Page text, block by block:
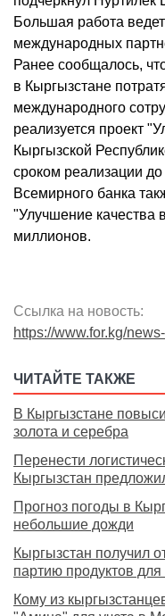
Большая работа
международных
Ранее сообщалось,
в Кыргызстане
международного
реализуется проект
Кыргызской
сроком реализации
Всемирного банка
"Улучшение качества
миллионов.
Ссылка на новость:
https://www.for.kg/
ЧИТАЙТЕ ТАКЖЕ
В Кыргызстане
золота и серебра
Перенести
Кыргызстан
Прогноз погоды в
небольшие дожди
Кыргызстан получил
партию продуктов
Кому из